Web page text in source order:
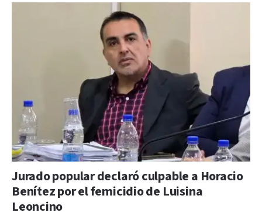
Jurado popular declaró culpable a Horacio
Benítez por el femicidio de Luisina
Leoncino